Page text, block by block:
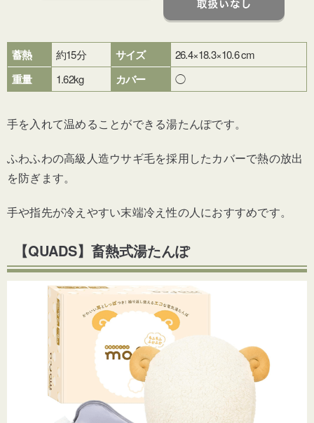
蓄熱 約15分 サイズ 26.4×18.3×10.6 cm
重量 1.62kg カバー ◯
手を入れて温めることができる湯たんぽです。
ふわふわの高級人造ウサギ毛を採用したカバーで熱の放出
を防ぎます。
手や指先が冷えやすい末端冷え性の人におすすめです。
【QUADS】畜熱式湯たんぽ